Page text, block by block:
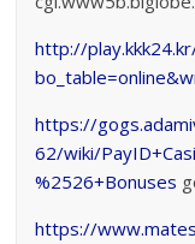
http://
https://
62/wiki/
%2526+Bonuses
https://